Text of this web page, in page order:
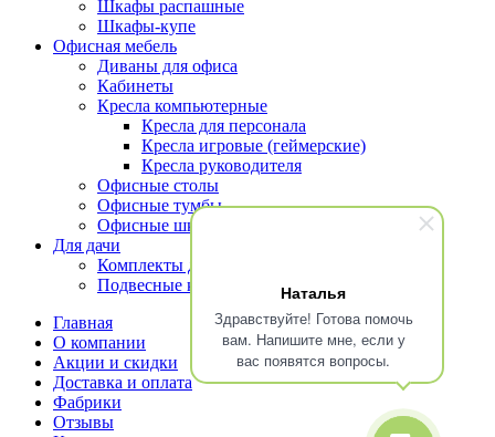
Наталья
Здравствуйте! Готова помочь
вам. Напишите мне, если у
вас появятся вопросы.
Шкафы распашные
Шкафы-купе
Офисная мебель
Диваны для офиса
Кабинеты
Кресла компьютерные
Кресла для персонала
Кресла игровые (геймерские)
Кресла руководителя
Офисные столы
Офисные тумбы
Офисные шкафы и стеллажи
Для дачи
Комплекты для террасы
Подвесные кресла
Главная
О компании
Акции и скидки
Доставка и оплата
Фабрики
Отзывы